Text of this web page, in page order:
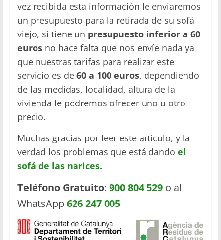
vez recibida esta información le enviaremos
un presupuesto para la retirada de su sofá
viejo, si tiene un presupuesto inferior a 60
eurosno hace falta que nos envíe nada ya
que nuestras tarifas para realizar este
servicio es de 60 a 100 euros, dependiendo
de las medidas, localidad, altura de la
vivienda le podremos ofrecer uno u otro
precio.
Muchas gracias por leer este artículo, y la
verdad los problemas que está dando el
sofá de las narices.
Teléfono Gratuito: 900 804 529o al
WhatsApp 626 247 005